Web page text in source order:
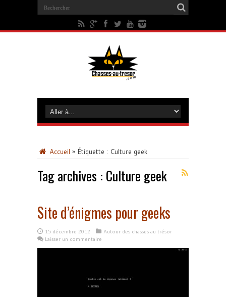
Accueil » Étiquette : Culture geek
Tag archives : Culture geek
Site d’énigmes pour geeks
15 décembre 2012
Autour des chasses au trésor
Laisser un commentaire